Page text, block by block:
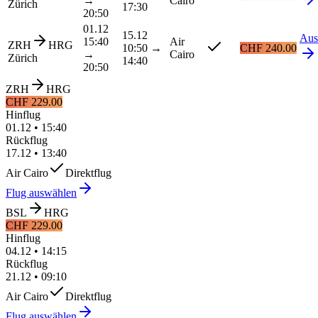
Zürich
20:50
17:30
ZRH
HRG
Zürich
01.12
15:40
→
20:50
15.12
10:50 →
14:40
Air
Cairo
CHF 240.00
ZRH
HRG
CHF 229.00
Hinflug
01.12 • 15:40
Rückflug
17.12 • 13:40
Air Cairo
Direktflug
Flug auswählen
BSL
HRG
CHF 229.00
Hinflug
04.12 • 14:15
Rückflug
21.12 • 09:10
Air Cairo
Direktflug